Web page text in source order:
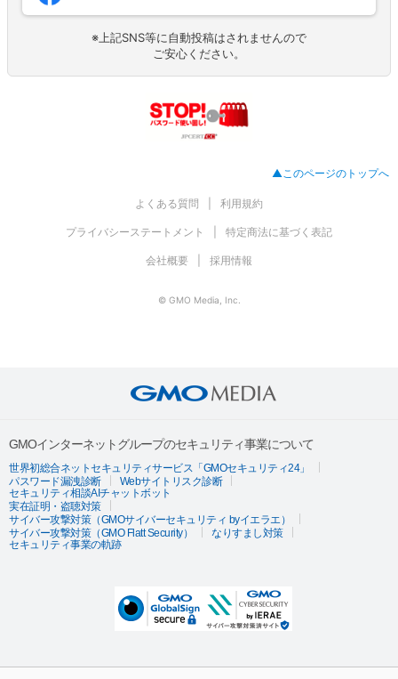
※上記SNS等に自動投稿はされませんので
ご安心ください。
▲このページのトップへ
よくある質問 利用規約
プライバシーステートメント 特定商法に基づく表記
会社概要 採用情報
© GMO Media, Inc.
GMOインターネットグループのセキュリティ事業について
世界初総合ネットセキュリティサービス「GMOセキュリティ24」
パスワード漏洩診断
Webサイトリスク診断
セキュリティ相談AIチャットボット
実在証明・盗聴対策
サイバー攻撃対策（GMOサイバーセキュリティ byイエラエ）
サイバー攻撃対策（GMO Flatt Security）
なりすまし対策
セキュリティ事業の軌跡